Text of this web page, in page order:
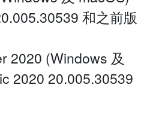
和之前版
2020 (Windows 及
2020 20.005.30539